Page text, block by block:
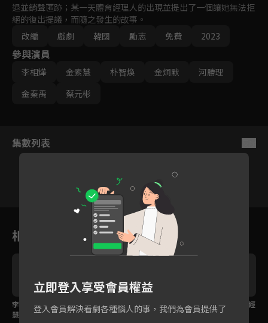
退並銷聲匿跡；某一天體育經理人的出現並提出了一個讓她無法拒
絕的復出提議，而隨之發生的故事。
改編
戲劇 韓國 勵志 免費 2023
參與演員
李相燁 金素慧 朴智煥 金炯默
河勝理
金秦禹
蔡元彬
集數列表
2 3 4
相關花絮
李相燁願用生命換金素
慧復出，只是沒想到真
注意看這個男人太狠
了！李相燁為還巨債竟
最好的選手VS.最好的經
紀人，金素慧完美防
立即登入享受會員權益
登入會員解決看劇各種惱人的事，我們為會員提供了